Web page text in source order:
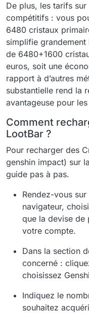
De plus, les tarifs sur
compétitifs : vous
6480 cristaux
simplifie grandement
de 6480+1600
euros, soit une
rapport à d’autres
substantielle rend la
avantageuse pour
Comment
LootBar ?
Pour recharger des
genshin impact) sur
guide pas à pas.
Rendez-vous
navigateur,
que la devise de
votre compte.
Dans la section
concerné :
choisissez
Indiquez le
souhaitez